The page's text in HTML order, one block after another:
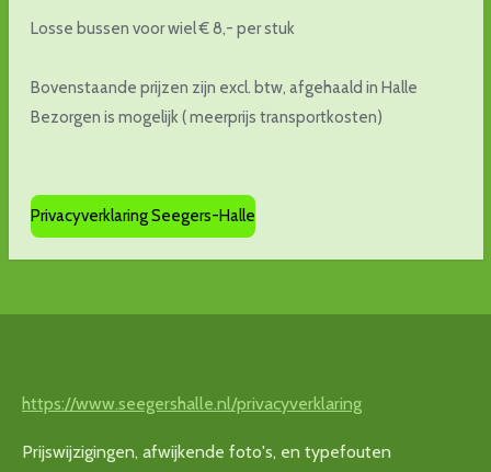
Losse bussen voor wiel € 8,- per stuk
Bovenstaande prijzen zijn excl. btw, afgehaald in Halle
Bezorgen is mogelijk ( meerprijs transportkosten)
Privacyverklaring Seegers-Halle
https://www.seegershalle.nl/privacyverklaring
Prijswijzigingen, afwijkende foto's, en typefouten